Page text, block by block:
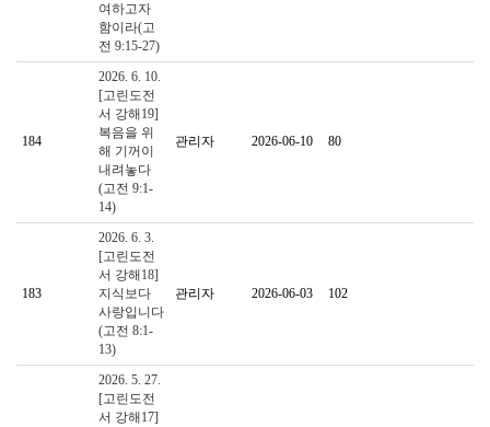
여하고자
함이라(고
전 9:15-27)
184
2026. 6. 10.
[고린도전
서 강해19]
복음을 위
해 기꺼이
내려놓다
(고전 9:1-
14)
관리자 2026-06-10 80
183
2026. 6. 3.
[고린도전
서 강해18]
지식보다
사랑입니다
(고전 8:1-
13)
관리자 2026-06-03 102
2026. 5. 27.
[고린도전
서 강해17]